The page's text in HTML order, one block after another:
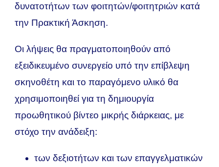
δυνατοτήτων των φοιτητών/φοιτητριών κατά
την Πρακτική Άσκηση.
Οι λήψεις θα πραγματοποιηθούν από
εξειδικευμένο συνεργείο υπό την επίβλεψη
σκηνοθέτη και το παραγόμενο υλικό θα
χρησιμοποιηθεί για τη δημιουργία
προωθητικού βίντεο μικρής διάρκειας, με
στόχο την ανάδειξη:
των δεξιοτήτων και των επαγγελματικών